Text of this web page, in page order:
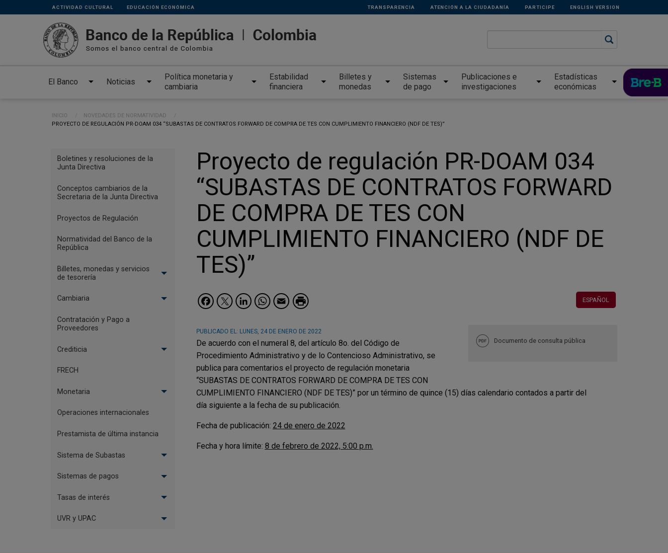
Pasar al contenido principal
Links
secundarios
ACTIVIDAD CULTURAL EDUCACIÓN ECONÓMICA TRANSPARENCIA ATENCIÓN A LA CIUDADANÍA PARTICIPE ENGLISH VERSION
El Banco Noticias
Política monetaria y
cambiaria
Estabilidad
financiera
Billetes y
monedas
Sistemas
de pago
Publicaciones e
investigaciones
Estadísticas
económicas
Ruta de navegación
INICIO
NOVEDADES DE NORMATIVIDAD
CURRENT:
PROYECTO DE REGULACIÓN PR-DOAM 034 “SUBASTAS DE CONTRATOS FORWARD DE COMPRA DE TES CON CUMPLIMIENTO FINANCIERO (NDF DE TES)”
Proyecto de regulación PR-DOAM 034
“SUBASTAS DE CONTRATOS FORWARD
DE COMPRA DE TES CON
CUMPLIMIENTO FINANCIERO (NDF DE
TES)”
ESPAÑOL
Facebook
Twitter
LinkedIn
WhatsApp
Email
Documento de consulta pública
PUBLICADO EL: LUNES, 24 DE ENERO DE 2022
De acuerdo con el numeral 8, del artículo 8o. del Código de
Procedimiento Administrativo y de lo Contencioso Administrativo, se
publica para comentarios el proyecto de regulación monetaria
“SUBASTAS DE CONTRATOS FORWARD DE COMPRA DE TES CON
CUMPLIMIENTO FINANCIERO (NDF DE TES)” por un término de quince (15) días calendario contados a partir del
día siguiente a la fecha de su publicación.
Fecha de publicación: 24 de enero de 2022
Fecha y hora límite: 8 de febrero de 2022, 5:00 p.m.
Menu
Reglamentación
Boletines y resoluciones de la
Junta Directiva
Conceptos cambiarios de la
Secretaria de la Junta Directiva
Proyectos de Regulación
Normatividad del Banco de la
República
Billetes, monedas y servicios
de tesorería
Cambiaria
Contratación y Pago a
Proveedores
Crediticia
FRECH
Monetaria
Operaciones internacionales
Prestamista de última instancia
Sistema de Subastas
Sistemas de pagos
Tasas de interés
UVR y UPAC